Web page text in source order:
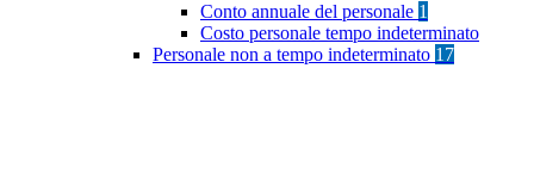
Conto annuale del personale 1
Costo personale tempo indeterminato
Personale non a tempo indeterminato 17